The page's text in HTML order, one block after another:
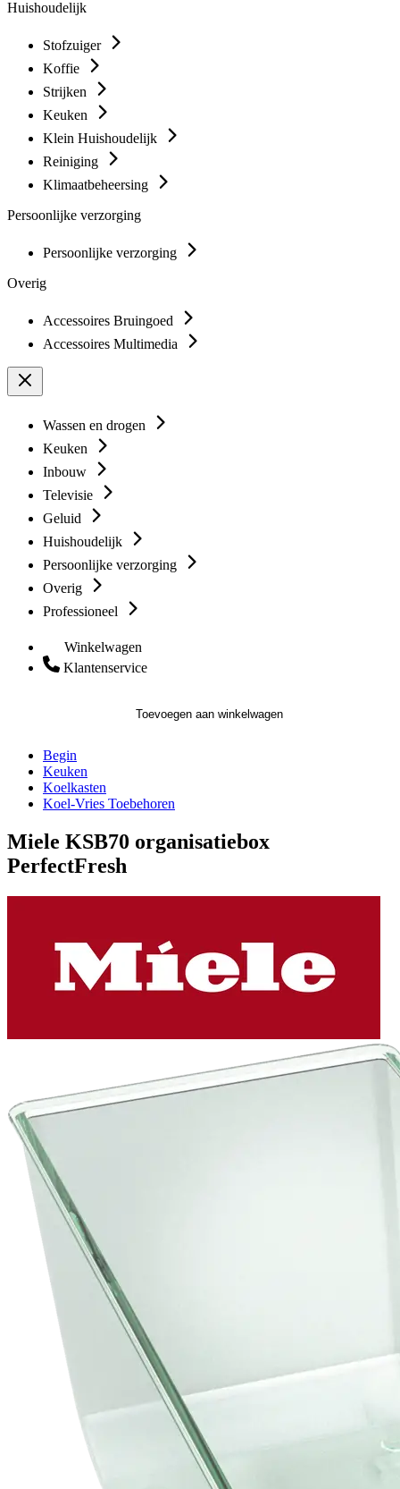
Huishoudelijk
Stofzuiger
Koffie
Strijken
Keuken
Klein Huishoudelijk
Reiniging
Klimaatbeheersing
Persoonlijke verzorging
Persoonlijke verzorging
Overig
Accessoires Bruingoed
Accessoires Multimedia
Wassen en drogen
Keuken
Inbouw
Televisie
Geluid
Huishoudelijk
Persoonlijke verzorging
Overig
Professioneel
Winkelwagen
Klantenservice
Toevoegen aan winkelwagen
Begin
Keuken
Koelkasten
Koel-Vries Toebehoren
Miele KSB70 organisatiebox
PerfectFresh